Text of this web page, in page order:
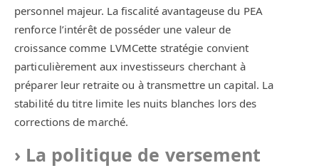
personnel majeur. La fiscalité avantageuse du PEA
renforce l’intérêt de posséder une valeur de
croissance comme LVMCette stratégie convient
particulièrement aux investisseurs cherchant à
préparer leur retraite ou à transmettre un capital. La
stabilité du titre limite les nuits blanches lors des
corrections de marché.
La politique de versement